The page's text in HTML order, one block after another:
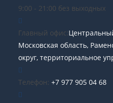
9:00 - 21:00 без выходных
Главный офис:
Московская область,
округ, территориальное
Телефон: +7 977 905 04 68